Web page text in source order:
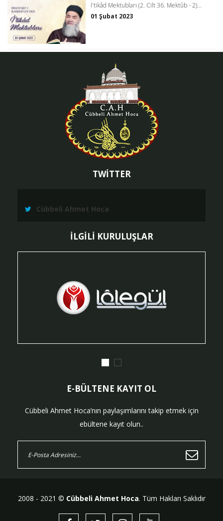
İ'tikâd Mektubları (2. Cilt 36. Mektûb - 2)...
01 Şubat 2023
TWİTTER
Cübbeli Ahmet Hoca
İLGİLİ KURULUŞLAR
E-BÜLTENE KAYIT OL
Cübbeli Ahmet Hoca’nın paylaşımlarını takip etmek için
ebültene kayıt olun..
2008 - 2021 © Cübbeli Ahmet Hoca. Tüm Hakları Saklıdır